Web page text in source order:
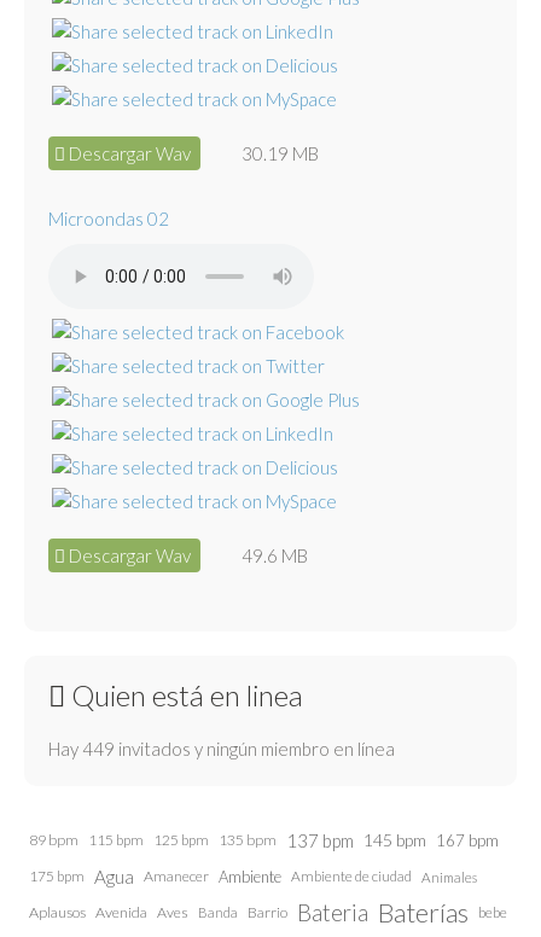
Descargar Wav 30.19 MB
Microondas 02
Descargar Wav 49.6 MB
Quien está en linea
Hay 449 invitados y ningún miembro en línea
89 bpm 115 bpm 125 bpm 135 bpm 137 bpm 145 bpm 167 bpm
175 bpm Agua Amanecer Ambiente Ambiente de ciudad Animales
Aplausos Avenida Aves Banda Barrio Bateria Baterías bebe